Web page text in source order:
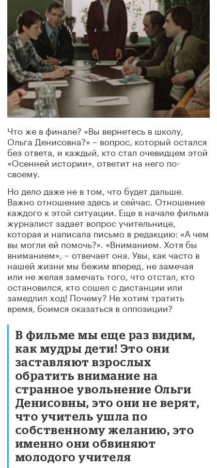
Что же в финале? «Вы вернетесь в школу,
Ольга Денисовна?» – вопрос, который остался
без ответа, и каждый, кто стал очевидцем этой
«Осенней истории», ответит на него по-
своему.
Но дело даже не в том, что будет дальше.
Важно отношение здесь и сейчас. Отношение
каждого к этой ситуации. Еще в начале фильма
журналист задает вопрос учительнице,
которая и написала письмо в редакцию: «А чем
вы могли ей помочь?». «Вниманием. Хотя бы
вниманием», – отвечает она. Увы, как часто в
нашей жизни мы бежим вперед, не замечая
или не желая замечать того, что отстал, кто
остановился, кто сошел с дистанции или
замедлил ход! Почему? Не хотим тратить
время, боимся оказаться в оппозиции?
В фильме мы еще раз видим,
как мудры дети! Это они
заставляют взрослых
обратить внимание на
странное увольнение Ольги
Денисовны, это они не верят,
что учитель ушла по
собственному желанию, это
именно они обвиняют
молодого учителя